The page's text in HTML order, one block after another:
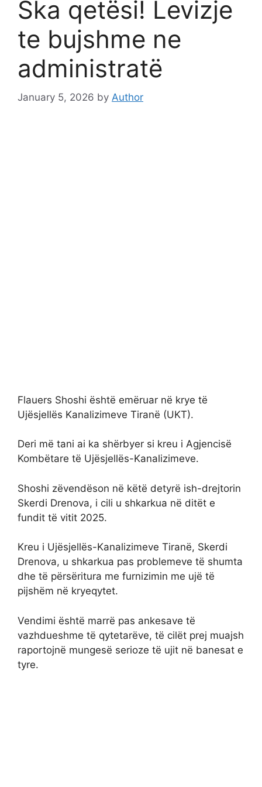
Ska qetësi! Levizje
te bujshme ne
administratë
January 5, 2026 by Author
Flauers Shoshi është emëruar në krye të
Ujësjellës Kanalizimeve Tiranë (UKT).
Deri më tani ai ka shërbyer si kreu i Agjencisë
Kombëtare të Ujësjellës-Kanalizimeve.
Shoshi zëvendëson në këtë detyrë ish-drejtorin
Skerdi Drenova, i cili u shkarkua në ditët e
fundit të vitit 2025.
Kreu i Ujësjellës-Kanalizimeve Tiranë, Skerdi
Drenova, u shkarkua pas problemeve të shumta
dhe të përsëritura me furnizimin me ujë të
pijshëm në kryeqytet.
Vendimi është marrë pas ankesave të
vazhdueshme të qytetarëve, të cilët prej muajsh
raportojnë mungesë serioze të ujit në banesat e
tyre.